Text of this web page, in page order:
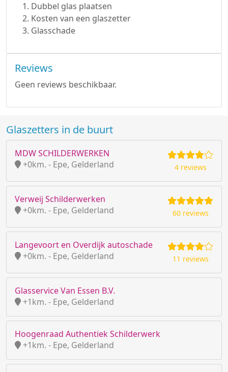
Dubbel glas plaatsen
Kosten van een glaszetter
Glasschade
Reviews
Geen reviews beschikbaar.
Glaszetters in de buurt
MDW SCHILDERWERKEN
+0km. - Epe, Gelderland
4 reviews
Verweij Schilderwerken
+0km. - Epe, Gelderland
60 reviews
Langevoort en Overdijk autoschade
+0km. - Epe, Gelderland
11 reviews
Glasservice Van Essen B.V.
+1km. - Epe, Gelderland
Hoogenraad Authentiek Schilderwerk
+1km. - Epe, Gelderland